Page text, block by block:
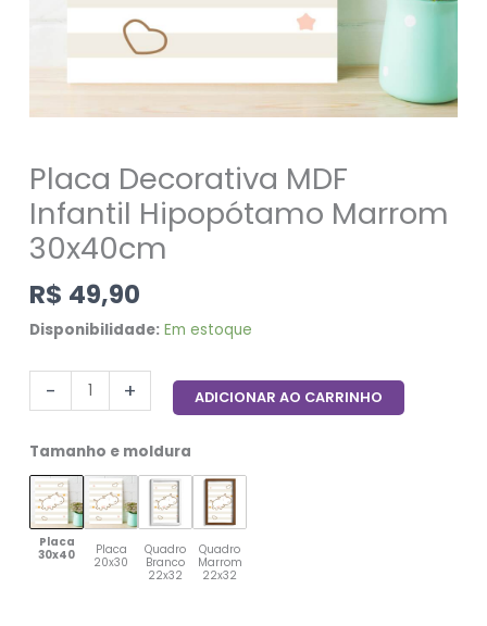
Placa Decorativa MDF
Infantil Hipopótamo Marrom
30x40cm
R$ 49,90
Disponibilidade: Em estoque
- + ADICIONAR AO CARRINHO
Tamanho e moldura
Placa
30x40
Placa
20x30
Quadro
Branco
22x32
Quadro
Marrom
22x32